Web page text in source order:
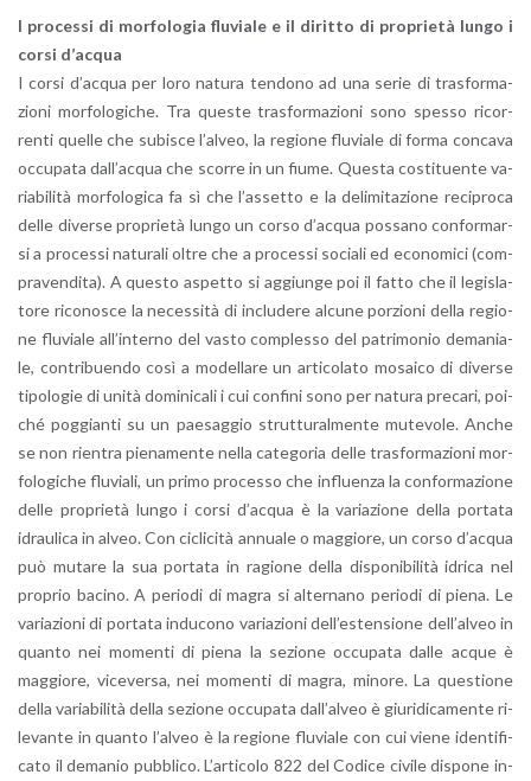
I pro­ces­si di mor­fo­lo­gia flu­via­le e il di­rit­to di pro­prie­tà lungo i
corsi d’ac­qua
I corsi d’ac­qua per loro na­tu­ra ten­do­no ad una serie di tra­sfor­ma­
zio­ni mor­fo­lo­gi­che. Tra que­ste tra­sfor­ma­zio­ni sono spes­so ri­cor­
ren­ti quel­le che su­bi­sce l’al­veo, la re­gio­ne flu­via­le di forma con­ca­va
oc­cu­pa­ta dal­l’ac­qua che scor­re in un fiume. Que­sta co­sti­tuen­te va­
ria­bi­li­tà mor­fo­lo­gi­ca fa sì che l’as­set­to e la de­li­mi­ta­zio­ne re­ci­pro­ca
delle di­ver­se pro­prie­tà lungo un corso d’ac­qua pos­sa­no con­for­mar­
si a pro­ces­si na­tu­ra­li oltre che a pro­ces­si so­cia­li ed eco­no­mi­ci (com­
pra­ven­di­ta). A que­sto aspet­to si ag­giun­ge poi il fatto che il le­gi­sla­
to­re ri­co­no­sce la ne­ces­si­tà di in­clu­de­re al­cu­ne por­zio­ni della re­gio­
ne flu­via­le al­l’in­ter­no del vasto com­ples­so del pa­tri­mo­nio de­ma­nia­
le, con­tri­buen­do così a mo­del­la­re un ar­ti­co­la­to mo­sai­co di di­ver­se
ti­po­lo­gie di unità do­mi­ni­ca­li i cui con­fi­ni sono per na­tu­ra pre­ca­ri, poi­
ché pog­gian­ti su un pae­sag­gio strut­tu­ral­men­te mu­te­vo­le. Anche
se non rien­tra pie­na­men­te nella ca­te­go­ria delle tra­sfor­ma­zio­ni mor­
fo­lo­gi­che flu­via­li, un primo pro­ces­so che in­fluen­za la con­for­ma­zio­ne
delle pro­prie­tà lungo i corsi d’ac­qua è la va­ria­zio­ne della por­ta­ta
idrau­li­ca in alveo. Con ci­cli­ci­tà an­nua­le o mag­gio­re, un corso d’ac­qua
può mu­ta­re la sua por­ta­ta in ra­gio­ne della di­spo­ni­bi­li­tà idri­ca nel
pro­prio ba­ci­no. A pe­rio­di di magra si al­ter­na­no pe­rio­di di piena. Le
va­ria­zio­ni di por­ta­ta in­du­co­no va­ria­zio­ni del­l’e­sten­sio­ne del­l’al­veo in
quan­to nei mo­men­ti di piena la se­zio­ne oc­cu­pa­ta dalle acque è
mag­gio­re, vi­ce­ver­sa, nei mo­men­ti di magra, mi­no­re. La que­stio­ne
della va­ria­bi­li­tà della se­zio­ne oc­cu­pa­ta dal­l’al­veo è giu­ri­di­ca­men­te ri­
le­van­te in quan­to l’al­veo è la re­gio­ne flu­via­le con cui viene iden­ti­fi­
ca­to il de­ma­nio pub­bli­co. L’ar­ti­co­lo 822 del Co­di­ce ci­vi­le di­spo­ne in­